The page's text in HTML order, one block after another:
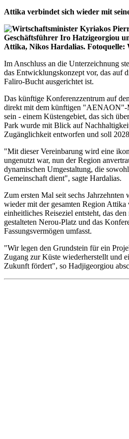
Attika verbindet sich wieder mit
Im Anschluss an die Unterzeichnung
das Entwicklungskonzept vor, das auf
Faliro-Bucht ausgerichtet ist.
Das künftige Konferenzzentrum auf
direkt mit dem künftigen "AENAON"-
sein - einem Küstengebiet, das sich
Park wurde mit Blick auf
Zugänglichkeit entworfen und soll
"Mit dieser Vereinbarung wird eine
ungenutzt war, nun der Region
dynamischen Umgestaltung, die
Gemeinschaft dient", sagte Hardalias.
Zum ersten Mal seit sechs
wieder mit der gesamten Region Attika
einheitliches Reiseziel entsteht, das
gestalteten Nerou-Platz und das
Fassungsvermögen umfasst.
"Wir legen den Grundstein für ein
Zugang zur Küste wiederherstellt und
Zukunft fördert", so Hadjigeorgiou